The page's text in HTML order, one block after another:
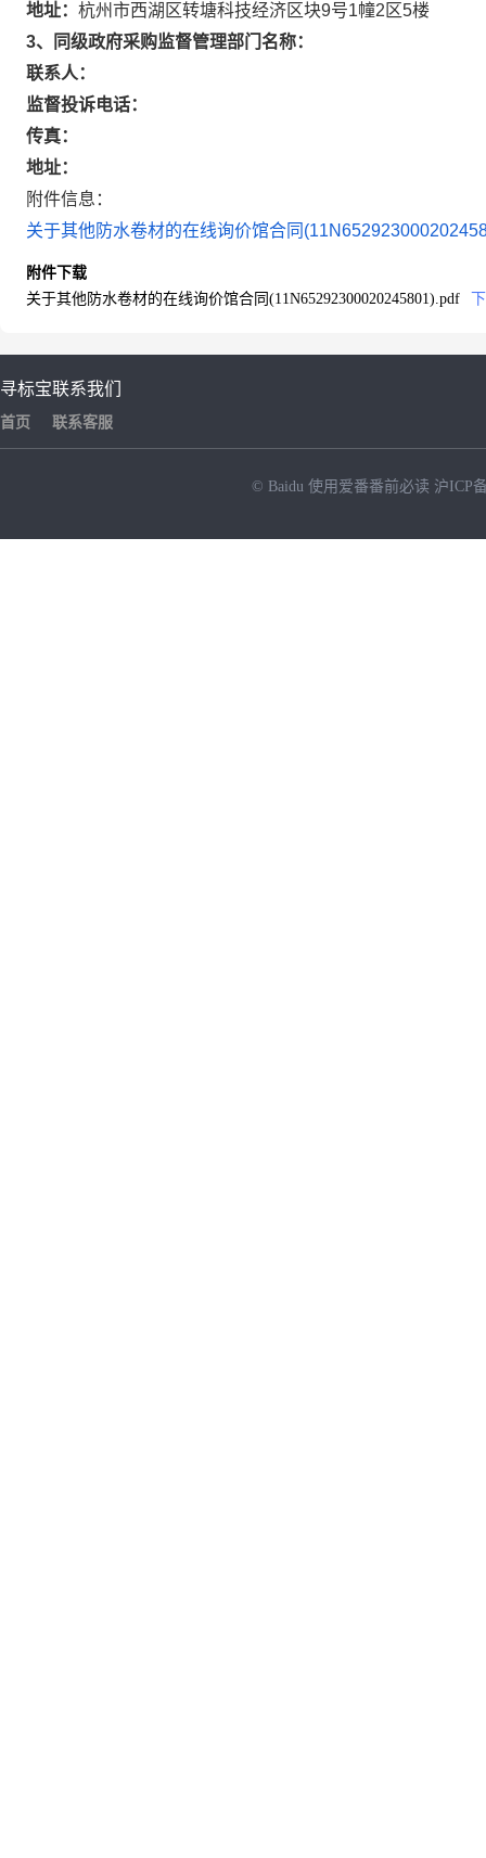
地址： 杭州市西湖区转塘科技经济区块9号1幢2区5楼
3、同级政府采购监督管理部门名称：
联系人：
监督投诉电话：
传真：
地址：
附件信息：
关于其他防水卷材的在线询价馆合同
附件下载
关于其他防水卷材的在线询价馆合同(11N65292300020245801).pdf
寻标宝
首页
联系我们
联系客服
© Baidu 使用爱番番前必读 沪ICP